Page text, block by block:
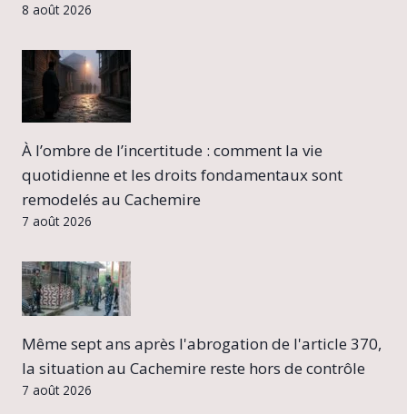
8 août 2026
À l’ombre de l’incertitude : comment la vie
quotidienne et les droits fondamentaux sont
remodelés au Cachemire
7 août 2026
Même sept ans après l'abrogation de l'article 370,
la situation au Cachemire reste hors de contrôle
7 août 2026